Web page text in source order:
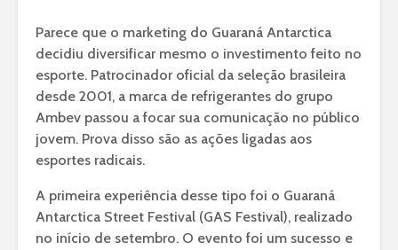
Parece que o marketing do Guaraná Antarctica
decidiu diversificar mesmo o investimento feito no
esporte. Patrocinador oficial da seleção brasileira
desde 2001, a marca de refrigerantes do grupo
Ambev passou a focar sua comunicação no público
jovem. Prova disso são as ações ligadas aos
esportes radicais.
A primeira experiência desse tipo foi o Guaraná
Antarctica Street Festival (GAS Festival), realizado
no início de setembro. O evento foi um sucesso e